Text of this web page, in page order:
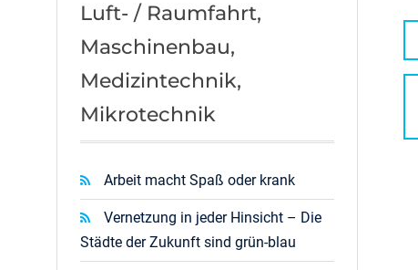
Luft- / Raumfahrt,
Maschinenbau,
Medizintechnik,
Mikrotechnik
Arbeit macht Spaß oder krank
Vernetzung in jeder Hinsicht – Die
Städte der Zukunft sind grün-blau